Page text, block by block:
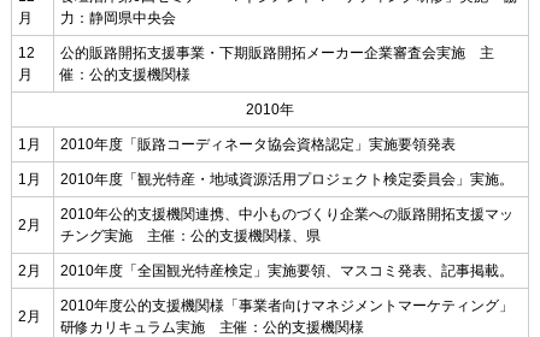
月
力：静岡県中央会
12
月
公的販路開拓支援事業・下期販路開拓メーカー企業審査会実施 主
催：公的支援機関様
2010年
1月 2010年度「販路コーディネータ協会資格認定」実施要領発表
1月 2010年度「観光特産・地域資源活用プロジェクト検定委員会」実施。
2月
2010年公的支援機関連携、中小ものづくり企業への販路開拓支援マッ
チング実施 主催：公的支援機関様、県
2月 2010年度「全国観光特産検定」実施要領、マスコミ発表、記事掲載。
2月
2010年度公的支援機関様「事業者向けマネジメントマーケティング」
研修カリキュラム実施 主催：公的支援機関様